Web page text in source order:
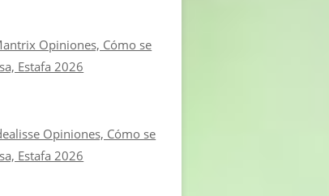
Opiniones, Cómo se
Estafa 2026
Opiniones, Cómo se
Estafa 2026